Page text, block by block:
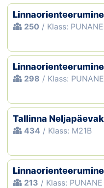
Linnaorienteerumine
250 / Klass: PUNANE
Linnaorienteerumine
298 / Klass: PUNANE
Tallinna Neljapäevak
434 / Klass: M21B
Linnaorienteerumine
213 / Klass: PUNANE